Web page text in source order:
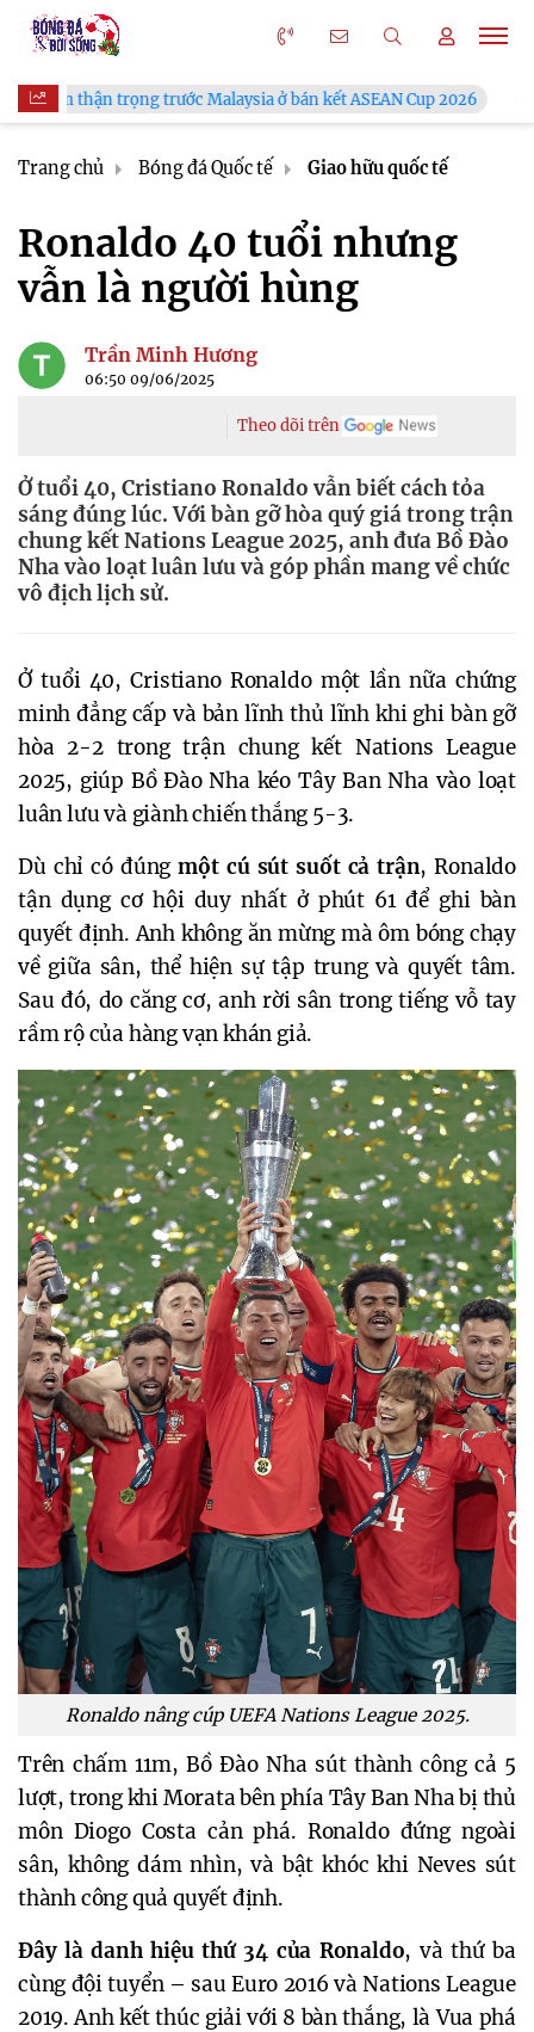
trước Malaysia ở bán kết ASEAN Cup 2026 VFF công bố
Trang chủ Bóng đá Quốc tế Giao hữu quốc tế
Ronaldo 40 tuổi nhưng
vẫn là người hùng
Trần Minh Hương
06:50 09/06/2025
Theo dõi trên
Ở tuổi 40, Cristiano Ronaldo vẫn biết cách tỏa
sáng đúng lúc. Với bàn gỡ hòa quý giá trong trận
chung kết Nations League 2025, anh đưa Bồ Đào
Nha vào loạt luân lưu và góp phần mang về chức
vô địch lịch sử.
Ở tuổi 40, Cristiano Ronaldo một lần nữa chứng
minh đẳng cấp và bản lĩnh thủ lĩnh khi ghi bàn gỡ
hòa 2-2 trong trận chung kết Nations League
2025, giúp Bồ Đào Nha kéo Tây Ban Nha vào loạt
luân lưu và giành chiến thắng 5-3.
Dù chỉ có đúngmột cú sút suốt cả trận, Ronaldo
tận dụng cơ hội duy nhất ở phút 61 để ghi bàn
quyết định. Anh không ăn mừng mà ôm bóng chạy
về giữa sân, thể hiện sự tập trung và quyết tâm.
Sau đó, do căng cơ, anh rời sân trong tiếng vỗ tay
rầm rộ của hàng vạn khán giả.
Ronaldo nâng cúp UEFA Nations League 2025.
Trên chấm 11m, Bồ Đào Nha sút thành công cả 5
lượt, trong khi Morata bên phía Tây Ban Nha bị thủ
môn Diogo Costa cản phá. Ronaldo đứng ngoài
sân, không dám nhìn, và bật khóc khi Neves sút
thành công quả quyết định.
Đây là danh hiệu thứ 34 của Ronaldo, và thứ ba
cùng đội tuyển – sau Euro 2016 và Nations League
2019. Anh kết thúc giải với 8 bàn thắng, là Vua phá